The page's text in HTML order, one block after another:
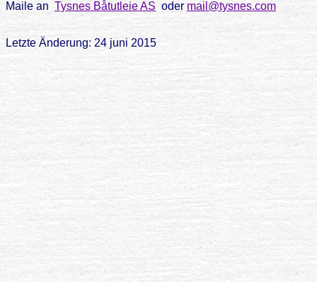
Maile an Tysnes Båtutleie AS oder mail@tysnes.com
Letzte Änderung: 24 juni 2015